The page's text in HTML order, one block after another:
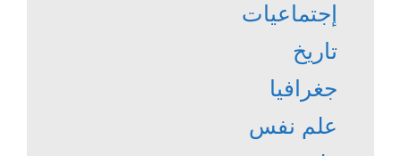
إجتماعيات
تاريخ
جغرافيا
علم نفس